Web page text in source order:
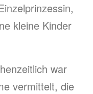
kleine Kinder
war
vermittelt, die